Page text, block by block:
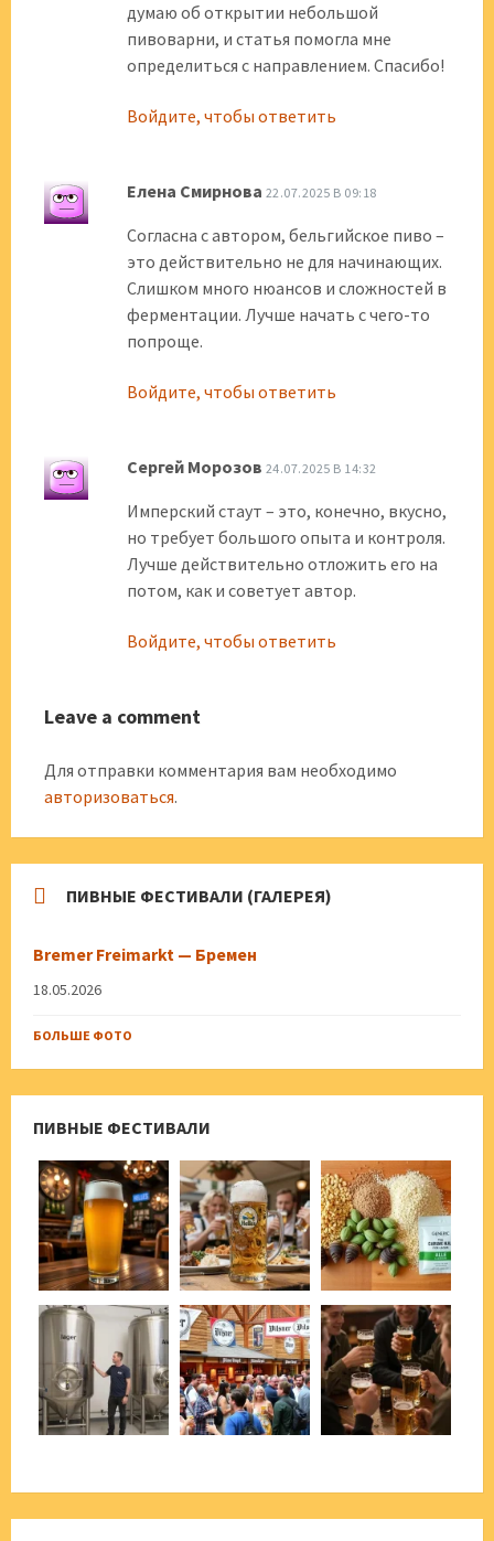
думаю об открытии небольшой
пивоварни, и статья помогла мне
определиться с направлением. Спасибо!
Войдите, чтобы ответить
Елена Смирнова 22.07.2025 В 09:18
Согласна с автором, бельгийское пиво –
это действительно не для начинающих.
Слишком много нюансов и сложностей в
ферментации. Лучше начать с чего-то
попроще.
Войдите, чтобы ответить
Сергей Морозов 24.07.2025 В 14:32
Имперский стаут – это, конечно, вкусно,
но требует большого опыта и контроля.
Лучше действительно отложить его на
потом, как и советует автор.
Войдите, чтобы ответить
Leave a comment
Для отправки комментария вам необходимо
авторизоваться.
ПИВНЫЕ ФЕСТИВАЛИ (ГАЛЕРЕЯ)
Bremer Freimarkt — Бремен
18.05.2026
БОЛЬШЕ ФОТО
ПИВНЫЕ ФЕСТИВАЛИ